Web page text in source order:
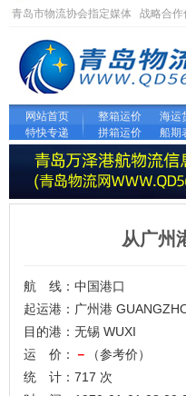
青岛市物流协会指定媒体 战略合作
网站首页 整箱运价 海运
特快专递
拼箱运价 船
从广州
航 线：中国港口
起运港：广州港
目的港：无锡 WUXI
运 价：
－
（参考价）
统 计：717 次